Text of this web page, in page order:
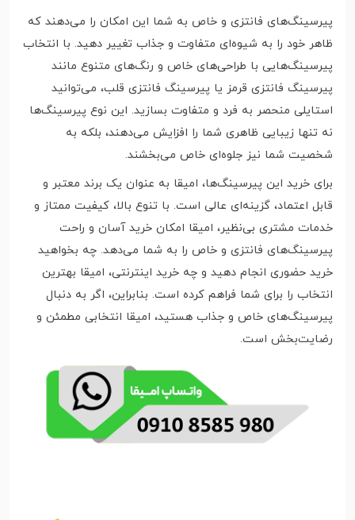
پیرسینگ‌های فانتزی و خاص به شما این امکان را می‌دهند که
ظاهر خود را به شیوه‌ای متفاوت و جذاب تغییر دهید. با انتخاب
پیرسینگ‌هایی با طراحی‌های خاص و رنگ‌های متنوع مانند
پیرسینگ فانتزی قرمز یا پیرسینگ فانتزی قلب، می‌توانید
استایلی منحصر به فرد و متفاوت بسازید. این نوع پیرسینگ‌ها
نه تنها زیبایی ظاهری شما را افزایش می‌دهند، بلکه به
شخصیت شما نیز جلوه‌ای خاص می‌بخشند.
برای خرید این پیرسینگ‌ها، امیقا به عنوان یک برند معتبر و
قابل اعتماد، گزینه‌ای عالی است. با تنوع بالا، کیفیت ممتاز و
خدمات مشتری بی‌نظیر، امیقا امکان خرید آسان و راحت
پیرسینگ‌های فانتزی و خاص را به شما می‌دهد. چه بخواهید
خرید حضوری انجام دهید و چه خرید اینترنتی، امیقا بهترین
انتخاب را برای شما فراهم کرده است. بنابراین، اگر به دنبال
پیرسینگ‌های خاص و جذاب هستید، امیقا انتخابی مطمئن و
رضایت‌بخش است.